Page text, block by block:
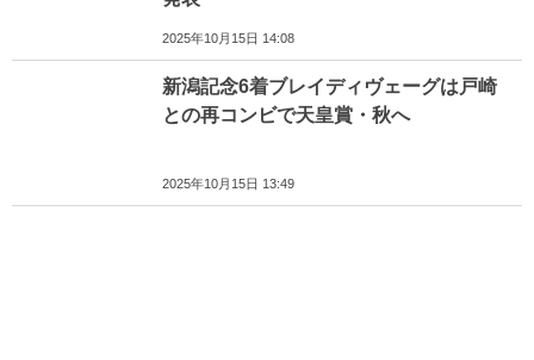
2025年10月15日 14:08
新潟記念6着ブレイディヴェーグは戸崎
との再コンビで天皇賞・秋へ
2025年10月15日 13:49